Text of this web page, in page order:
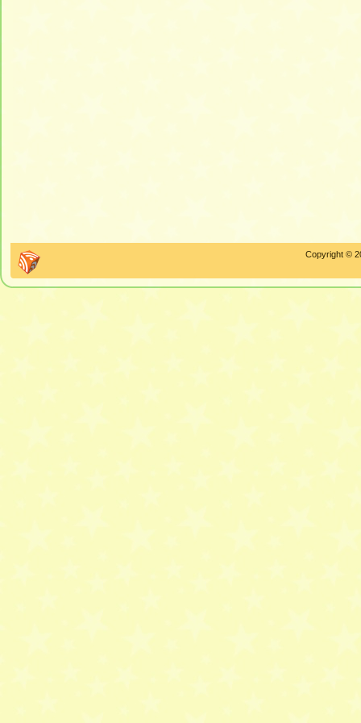
Copyright ©